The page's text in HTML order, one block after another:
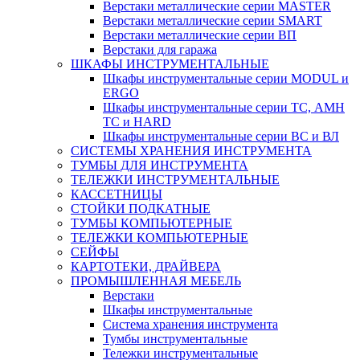
Верстаки металлические серии MASTER
Верстаки металлические серии SMART
Верстаки металлические серии ВП
Верстаки для гаража
ШКАФЫ ИНСТРУМЕНТАЛЬНЫЕ
Шкафы инструментальные серии MODUL и
ERGO
Шкафы инструментальные серии ТС, АМН
ТС и HARD
Шкафы инструментальные серии ВС и ВЛ
СИСТЕМЫ ХРАНЕНИЯ ИНСТРУМЕНТА
ТУМБЫ ДЛЯ ИНСТРУМЕНТА
ТЕЛЕЖКИ ИНСТРУМЕНТАЛЬНЫЕ
КАССЕТНИЦЫ
СТОЙКИ ПОДКАТНЫЕ
ТУМБЫ КОМПЬЮТЕРНЫЕ
ТЕЛЕЖКИ КОМПЬЮТЕРНЫЕ
СЕЙФЫ
КАРТОТЕКИ, ДРАЙВЕРА
ПРОМЫШЛЕННАЯ МЕБЕЛЬ
Верстаки
Шкафы инструментальные
Система хранения инструмента
Тумбы инструментальные
Тележки инструментальные